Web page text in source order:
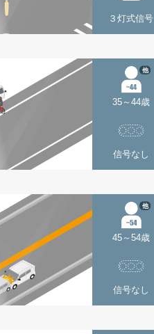
３灯式信号
35～44歳
他
信号なし
45～54歳
他
信号なし